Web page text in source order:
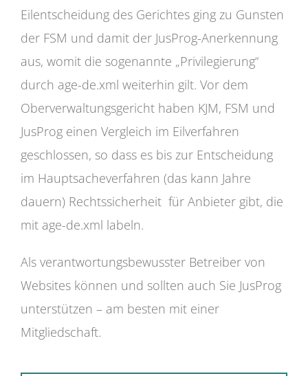
Eilentscheidung des Gerichtes ging zu Gunsten
der FSM und damit der JusProg-Anerkennung
aus, womit die sogenannte „Privilegierung“
durch age-de.xml weiterhin gilt. Vor dem
Oberverwaltungsgericht haben KJM, FSM und
JusProg einen Vergleich im Eilverfahren
geschlossen, so dass es bis zur Entscheidung
im Hauptsacheverfahren (das kann Jahre
dauern) Rechtssicherheit für Anbieter gibt, die
mit age-de.xml labeln.
Als verantwortungsbewusster Betreiber von
Websites können und sollten auch Sie JusProg
unterstützen – am besten mit einer
Mitgliedschaft.